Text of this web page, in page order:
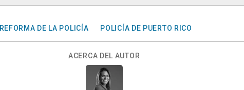
REFORMA DE LA POLICÍA POLICÍA DE PUERTO RICO
ACERCA DEL AUTOR